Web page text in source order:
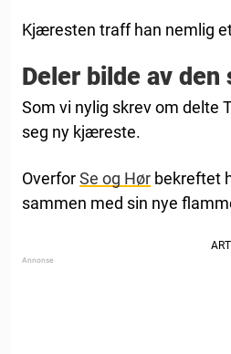
Kjæresten traff han nemlig
Deler bilde av
Som vi nylig skrev om delte
seg ny kjæreste.
OverforSe og Hør bekreftet
sammen med sin nye